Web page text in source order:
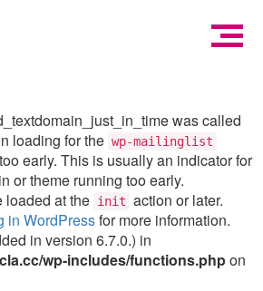
was called
loading for the wp-mailinglist
early. This is usually an indicator for
or theme running too early.
loaded at the init action or later.
in WordPressfor more information.
in version 6.7.0.) in
wp-includes/functions.phpon